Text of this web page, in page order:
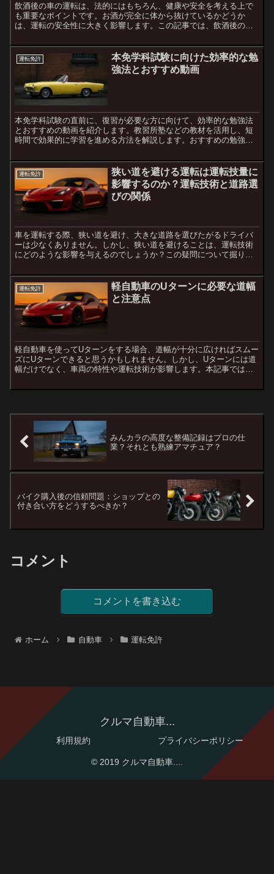
飲酒後の車の運転は、法的にはもちろん、健康や安全を考える上で
も重要なポイントです。お酒が完全に体から抜けているかどうか
は、運転の安全性に大きく影響します。この記事では、飲酒後の運
点...
運転免許
本免学科試験に向けた効率的な勉
強法とおすすめ動画
本免学科試験の直前に、復習が必要な方に向けて、効率的な勉強法
とおすすめの動画を紹介します。教習所塾などの教材を活用し、短
時間で効果的に学習を進める方法を解説します。おすすめの勉強動
動...
運転免許
狭い道を避ける運転は運転技量に
影響するのか？運転技術と道路選
びの関係
車を運転する際、狭い道を避け、大きな道路を選びたがるドライバ
ーは少なくありません。しかし、狭い道を避けることは、運転技術
にどのような影響を与えるのでしょうか？この疑問について掘り下
け...
運転免許
軽自動車のUターンに必要な道幅
と注意点
軽自動車を使ってUターンをする場合、道幅が十分に広ければスムー
ズにUターンできると思うかもしれません。しかし、Uターンには道
幅だけでなく、車両の特性や運転技術が影響します。本記事では、
みんカラの高度な整備記録はプロの仕
業？それとも熟練アマチュア？
バイク購入後の信頼問題：ショップとの
付き合い方をどうするべきか？
コメント
コメントを書き込む
ホーム 自動車 運転免許
クルマ自動車...
利用規約 プライバシーポリシー
© 2019 クルマ自動車....